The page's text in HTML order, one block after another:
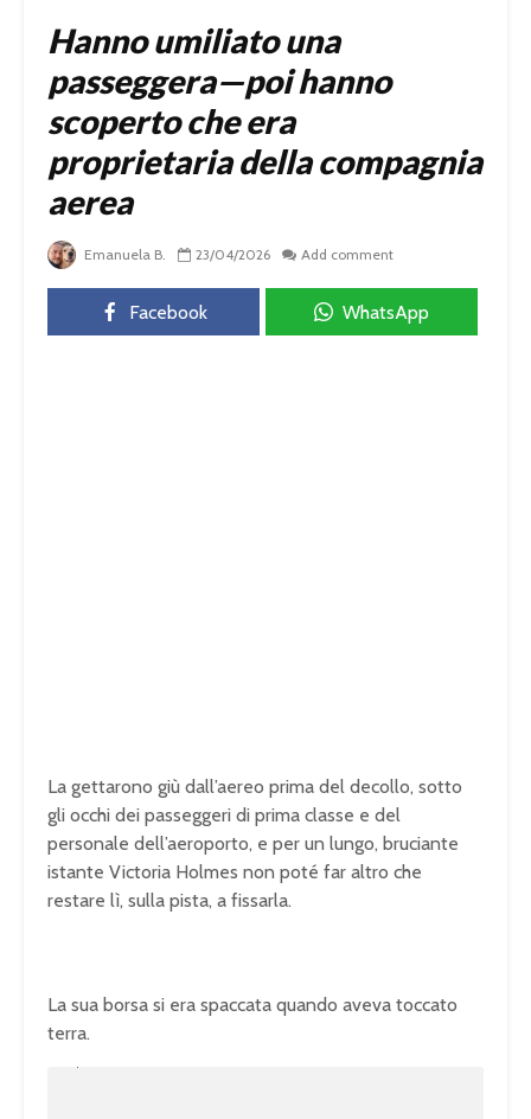
Hanno umiliato una
passeggera—poi hanno
scoperto che era
proprietaria della compagnia
aerea
Emanuela B. 23/04/2026 Add comment
Facebook WhatsApp
La gettarono giù dall’aereo prima del decollo, sotto
gli occhi dei passeggeri di prima classe e del
personale dell’aeroporto, e per un lungo, bruciante
istante Victoria Holmes non poté far altro che
restare lì, sulla pista, a fissarla.
La sua borsa si era spaccata quando aveva toccato
terra.